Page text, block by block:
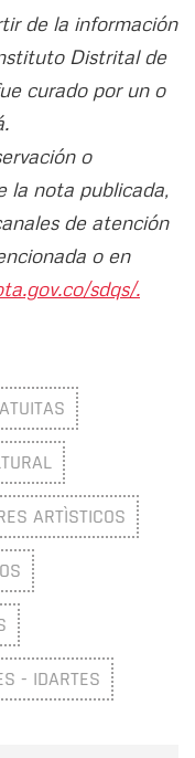
de la información
Distrital de
curado por un o
o
la nota publicada,
de atención
o en
sdqs/.
ARTÌSTICOS
- IDARTES